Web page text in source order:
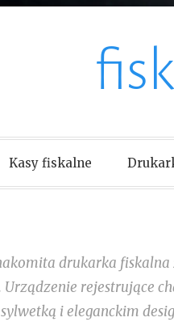
Kasy fiskalne
drukarka
Urządzenie rejestrujące
i eleganckim